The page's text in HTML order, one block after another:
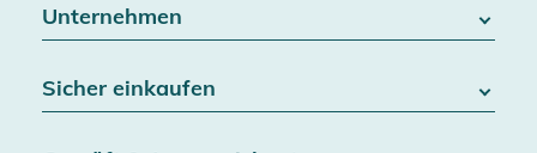
Batteriegesetz
Widerrufsrecht
Vertrag widerrufen
Unternehmen
Blog
Sicher einkaufen